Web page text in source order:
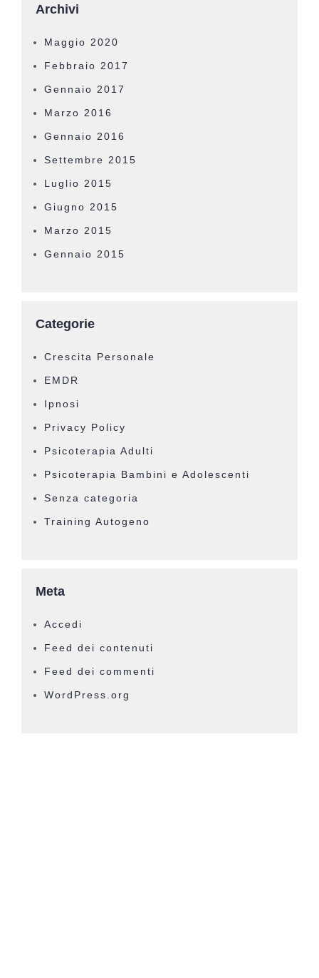
Archivi
Maggio 2020
Febbraio 2017
Gennaio 2017
Marzo 2016
Gennaio 2016
Settembre 2015
Luglio 2015
Giugno 2015
Marzo 2015
Gennaio 2015
Categorie
Crescita Personale
EMDR
Ipnosi
Privacy Policy
Psicoterapia Adulti
Psicoterapia Bambini e Adolescenti
Senza categoria
Training Autogeno
Meta
Accedi
Feed dei contenuti
Feed dei commenti
WordPress.org